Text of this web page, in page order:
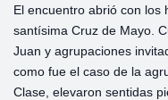
El encuentro abrió con los
santísima Cruz de Mayo.
Juan y agrupaciones
como fue el caso de la
Clase, elevaron sentidas